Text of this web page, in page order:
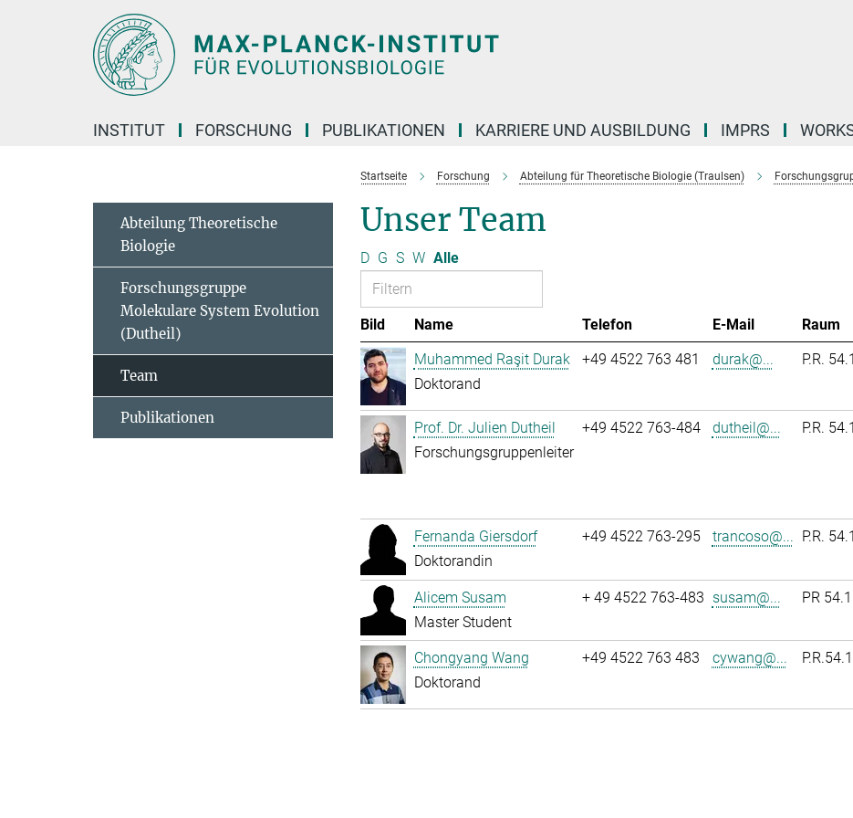
INSTITUT FORSCHUNG PUBLIKATIONEN KARRIERE UND AUSBILDUNG IMPRS
Startseite Forschung Abteilung für Theoretische Biologie (Traulsen)
Unser Team
D G S W Alle
Bild Name Telefon E-Mail Raum
Muhammed Raşit Durak
Doktorand
+49 4522 763 481 durak@... P.R.
Prof. Dr. Julien Dutheil
Forschungsgruppenleiter
+49 4522 763-484 dutheil@... P.R.
Fernanda Giersdorf
Doktorandin
+49 4522 763-295 trancoso@... P.R.
Alicem Susam
Master Student
+ 49 4522 763-483 susam@... PR
Chongyang Wang
Doktorand
+49 4522 763 483 cywang@...
Abteilung Theoretische
Biologie
Forschungsgruppe
Molekulare System Evolution
(Dutheil)
Team
Publikationen